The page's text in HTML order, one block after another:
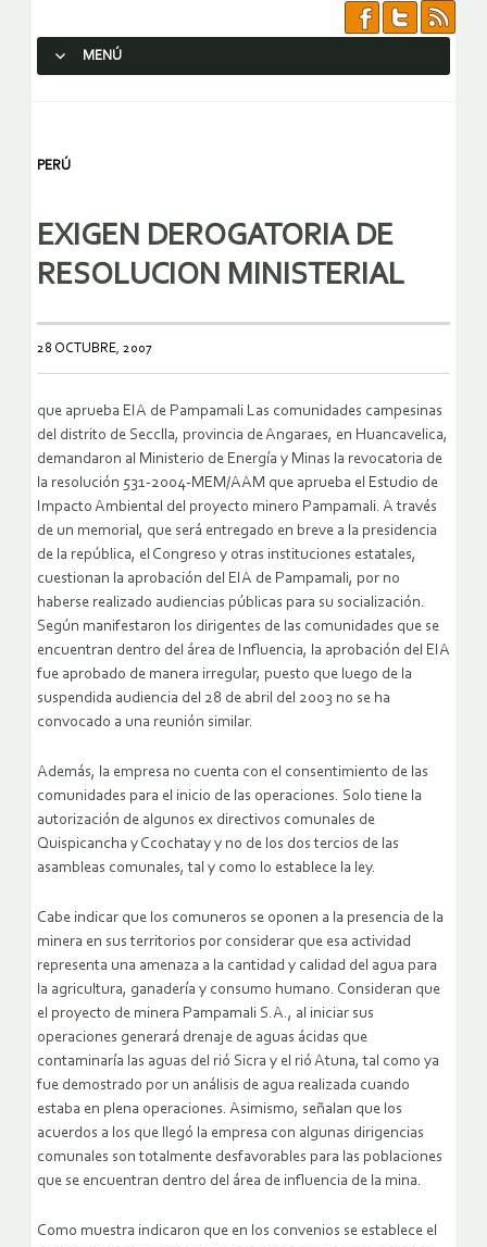
MENÚ
PERÚ
EXIGEN DEROGATORIA DE
RESOLUCION MINISTERIAL
28 OCTUBRE, 2007
que aprueba EIA de Pampamali Las comunidades campesinas
del distrito de Secclla, provincia de Angaraes, en Huancavelica,
demandaron al Ministerio de Energía y Minas la revocatoria de
la resolución 531-2004-MEM/AAM que aprueba el Estudio de
Impacto Ambiental del proyecto minero Pampamali. A través
de un memorial, que será entregado en breve a la presidencia
de la república, el Congreso y otras instituciones estatales,
cuestionan la aprobación del EIA de Pampamali, por no
haberse realizado audiencias públicas para su socialización.
Según manifestaron los dirigentes de las comunidades que se
encuentran dentro del área de Influencia, la aprobación del EIA
fue aprobado de manera irregular, puesto que luego de la
suspendida audiencia del 28 de abril del 2003 no se ha
convocado a una reunión similar.
Además, la empresa no cuenta con el consentimiento de las
comunidades para el inicio de las operaciones. Solo tiene la
autorización de algunos ex directivos comunales de
Quispicancha y Ccochatay y no de los dos tercios de las
asambleas comunales, tal y como lo establece la ley.
Cabe indicar que los comuneros se oponen a la presencia de la
minera en sus territorios por considerar que esa actividad
representa una amenaza a la cantidad y calidad del agua para
la agricultura, ganadería y consumo humano. Consideran que
el proyecto de minera Pampamali S.A., al iniciar sus
operaciones generará drenaje de aguas ácidas que
contaminaría las aguas del rió Sicra y el rió Atuna, tal como ya
fue demostrado por un análisis de agua realizada cuando
estaba en plena operaciones. Asimismo, señalan que los
acuerdos a los que llegó la empresa con algunas dirigencias
comunales son totalmente desfavorables para las poblaciones
que se encuentran dentro del área de influencia de la mina.
Como muestra indicaron que en los convenios se establece el